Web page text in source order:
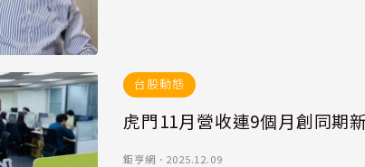
台股動態
虎門11月營收連9個月創同期
鉅亨網 ． 2025.12.09